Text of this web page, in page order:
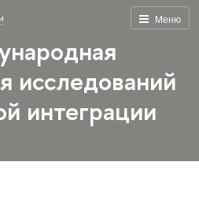
Меню
исследований
интеграции